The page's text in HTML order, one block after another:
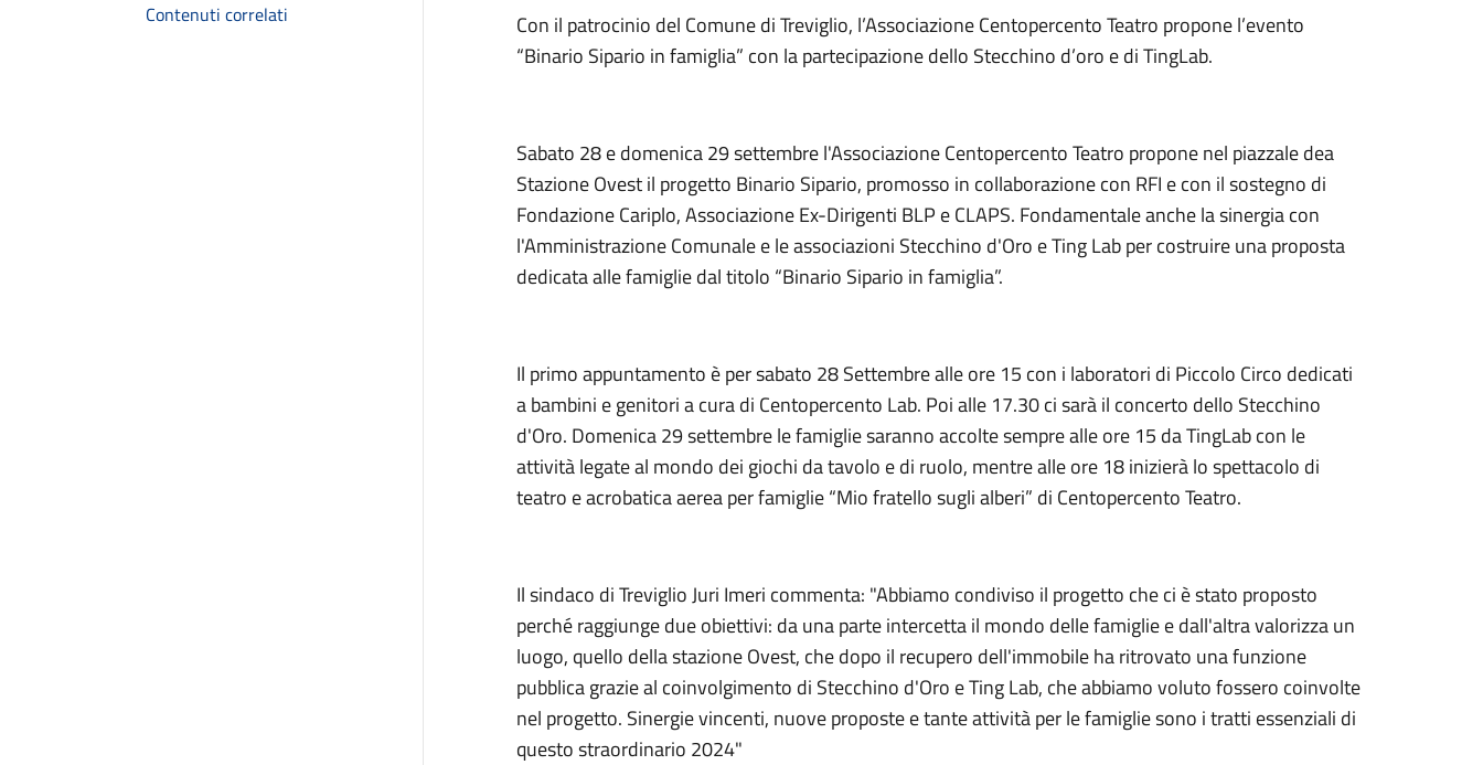
Contenuti correlati
Con il patrocinio del Comune di Treviglio, l’Associazione Centopercento Teatro propone l’evento
“Binario Sipario in famiglia” con la partecipazione dello Stecchino d’oro e di TingLab.
Sabato 28 e domenica 29 settembre l'Associazione Centopercento Teatro propone nel piazzale dea
Stazione Ovest il progetto Binario Sipario, promosso in collaborazione con RFI e con il sostegno di
Fondazione Cariplo, Associazione Ex-Dirigenti BLP e CLAPS. Fondamentale anche la sinergia con
l'Amministrazione Comunale e le associazioni Stecchino d'Oro e Ting Lab per costruire una proposta
dedicata alle famiglie dal titolo “Binario Sipario in famiglia”.
Il primo appuntamento è per sabato 28 Settembre alle ore 15 con i laboratori di Piccolo Circo dedicati
a bambini e genitori a cura di Centopercento Lab. Poi alle 17.30 ci sarà il concerto dello Stecchino
d'Oro. Domenica 29 settembre le famiglie saranno accolte sempre alle ore 15 da TingLab con le
attività legate al mondo dei giochi da tavolo e di ruolo, mentre alle ore 18 inizierà lo spettacolo di
teatro e acrobatica aerea per famiglie “Mio fratello sugli alberi” di Centopercento Teatro.
Il sindaco di Treviglio Juri Imeri commenta: "Abbiamo condiviso il progetto che ci è stato proposto
perché raggiunge due obiettivi: da una parte intercetta il mondo delle famiglie e dall'altra valorizza un
luogo, quello della stazione Ovest, che dopo il recupero dell'immobile ha ritrovato una funzione
pubblica grazie al coinvolgimento di Stecchino d'Oro e Ting Lab, che abbiamo voluto fossero coinvolte
nel progetto. Sinergie vincenti, nuove proposte e tante attività per le famiglie sono i tratti essenziali di
questo straordinario 2024"